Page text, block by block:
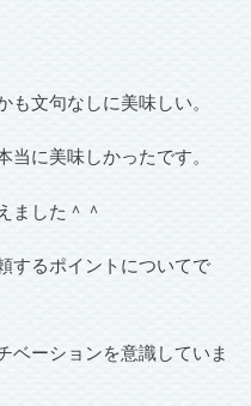
文句なしに美味しい。
に美味しかったです。
ました＾＾
するポイントについてで
ベーションを意識していま